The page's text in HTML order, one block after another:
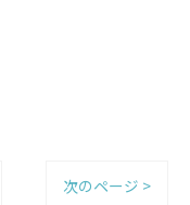
次のページ >